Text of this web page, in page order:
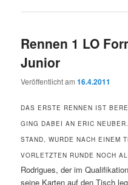
Rennen 1 LO
Junior
Veröffentlicht am16.4.2011
DAS ERSTE RENNEN IST
GING DABEI AN ERIC
STAND, WURDE NACH EINEM
VORLETZTEN RUNDE NOCH
Rodrigues, der im
seine Karten auf den Tisch